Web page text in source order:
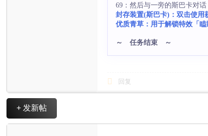
69：然后与一旁的斯巴卡对
封存装置(斯巴卡)：双击使用
优质青草：用于解锁特效「
～ 任务结束 ～
回复
+ 发新帖